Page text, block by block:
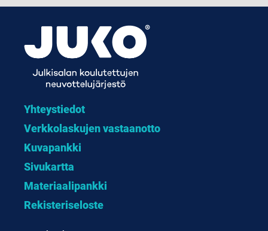
Yhteystiedot
Verkkolaskujen vastaanotto
Kuvapankki
Sivukartta
Materiaalipankki
Rekisteriseloste